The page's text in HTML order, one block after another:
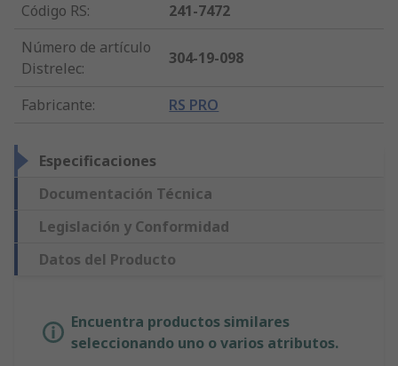
Código RS:
241-7472
Número de artículo
Distrelec:
304-19-098
Fabricante: RS PRO
Especificaciones
Documentación Técnica
Legislación y Conformidad
Datos del Producto
Encuentra productos similares
seleccionando uno o varios atributos.